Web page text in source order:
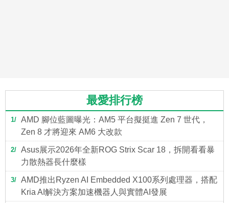
最愛排行榜
1
AMD 腳位藍圖曝光：AM5 平台擬挺進 Zen 7 世代，
Zen 8 才將迎來 AM6 大改款
2
Asus展示2026年全新ROG Strix Scar 18，拆開看看暴
力散熱器長什麼樣
3
AMD推出Ryzen AI Embedded X100系列處理器，搭配
Kria AI解決方案加速機器人與實體AI發展